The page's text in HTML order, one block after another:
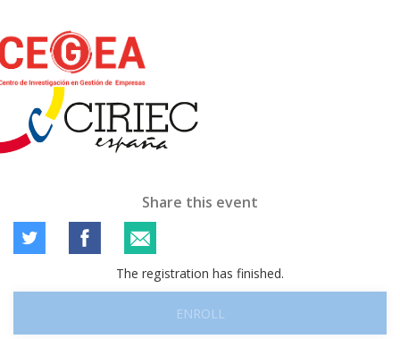
Share this event
The registration has finished.
ENROLL